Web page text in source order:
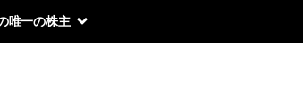
唯一の株主